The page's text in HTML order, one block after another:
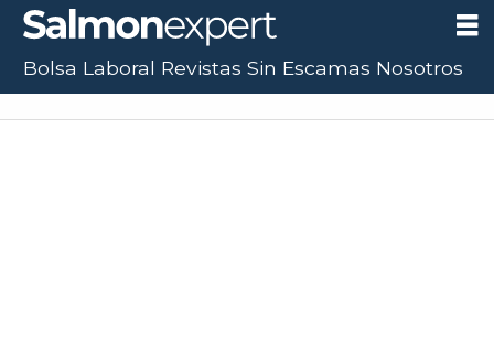
Bolsa Laboral Revistas Sin Escamas Nosotros